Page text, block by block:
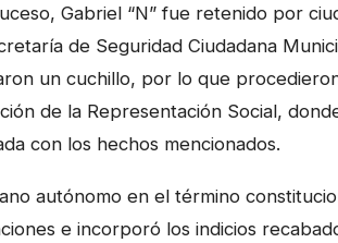
Gabriel “N” fue retenido por
de Seguridad Ciudadana
un cuchillo, por lo que
de la Representación Social,
con los hechos mencionados.
autónomo en el término
e incorporó los indicios